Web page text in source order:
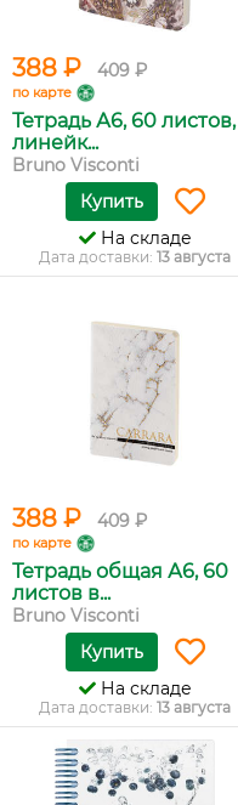
388 ₽ 409 ₽
по карте
Тетрадь А6, 60 листов,
линейк...
Bruno Visconti
Купить
На складе
Дата доставки: 13 августа
388 ₽ 409 ₽
по карте
Тетрадь общая А6, 60
листов в...
Bruno Visconti
Купить
На складе
Дата доставки: 13 августа